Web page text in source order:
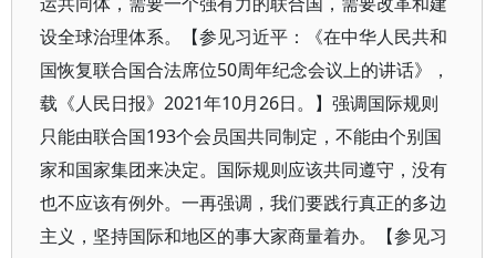
设全球治理体系。【参见习近平：《在中华人民共和
国恢复联合国合法席位50周年纪念会议上的讲话》，
载《人民日报》2021年10月26日。】强调国际规则
只能由联合国193个会员国共同制定，不能由个别国
家和国家集团来决定。国际规则应该共同遵守，没有
也不应该有例外。一再强调，我们要践行真正的多边
主义，坚持国际和地区的事大家商量着办。【参见习